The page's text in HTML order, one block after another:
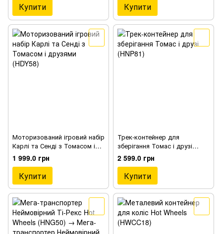
Купити Купити
Моторизований ігровий набір
Карлі та Сенді з Томасом і
друзями (HDY58)
1 999.0 грн
Купити
Трек-контейнер для
зберігання Томас і друзі
(HNP81)
2 599.0 грн
Купити